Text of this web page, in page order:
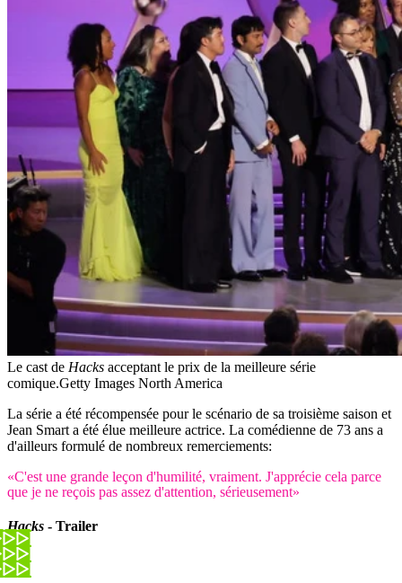
Le cast de Hacks acceptant le prix de la meilleure série
comique.Getty Images North America
La série a été récompensée pour le scénario de sa troisième saison et
Jean Smart a été élue meilleure actrice. La comédienne de 73 ans a
d'ailleurs formulé de nombreux remerciements:
«C'est une grande leçon d'humilité, vraiment. J'apprécie cela parce
que je ne reçois pas assez d'attention, sérieusement»
Hacks - Trailer